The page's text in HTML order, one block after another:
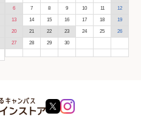
6 7 8 9 10 11 12
13 14 15 16 17 18 19
20 21 22 23 24 25 26
27 28 29 30